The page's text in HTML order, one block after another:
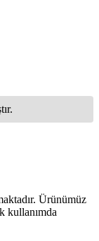
Ürünümüz
kullanımda